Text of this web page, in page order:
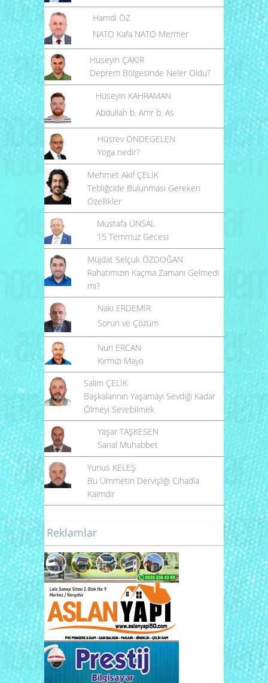
Hamdi ÖZ
NATO Kafa NATO Mermer
Hüseyin ÇAKIR
Deprem Bölgesinde Neler Oldu?
Hüseyin KAHRAMAN
Abdullah b. Amr b. As
Hüsrev ÖNDEGELEN
Yoga nedir?
Mehmet Akif ÇELİK
Tebliğcide Bulunması Gereken
Özellikler
Mustafa ÜNSAL
15 Temmuz Gecesi
Müjdat Selçuk ÖZDOĞAN
Rahatımızın Kaçma Zamanı Gelmedi
mi?
Naki ERDEMİR
Sorun ve Çözüm
Nuri ERCAN
Kırmızı Mayo
Salim ÇELİK
Başkalarının Yaşamayı Sevdiği Kadar
Ölmeyi Sevebilmek
Yaşar TAŞKESEN
Sanal Muhabbet
Yunus KELEŞ
Bu Ümmetin Dervişliği Cihadla
Kaimdir
Reklamlar